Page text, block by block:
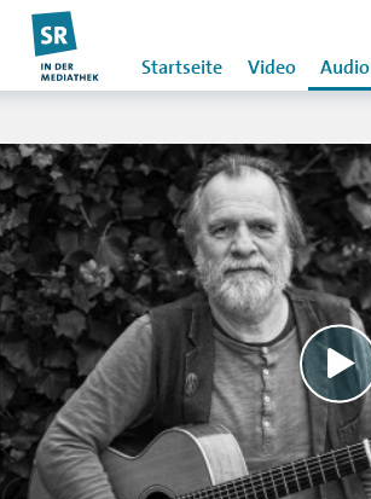
Startseite Video Audio